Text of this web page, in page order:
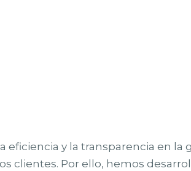
eficiencia y la transparencia en la
clientes. Por ello, hemos